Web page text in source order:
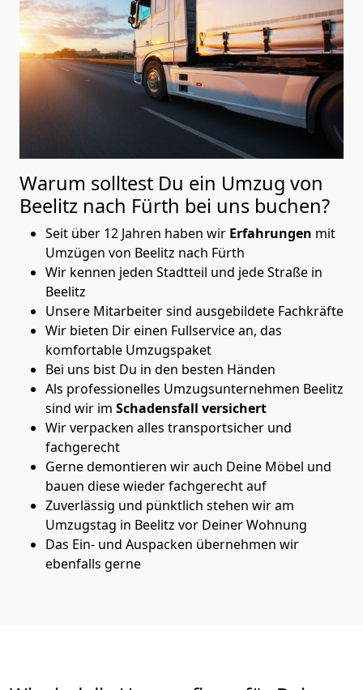
Warum solltest Du ein Umzug von
Beelitz nach Fürth bei uns buchen?
Seit über 12 Jahren haben wir Erfahrungen mit
Umzügen von Beelitz nach Fürth
Wir kennen jeden Stadtteil und jede Straße in
Beelitz
Unsere Mitarbeiter sind ausgebildete Fachkräfte
Wir bieten Dir einen Fullservice an, das
komfortable Umzugspaket
Bei uns bist Du in den besten Händen
Als professionelles Umzugsunternehmen Beelitz
sind wir im Schadensfall versichert
Wir verpacken alles transportsicher und
fachgerecht
Gerne demontieren wir auch Deine Möbel und
bauen diese wieder fachgerecht auf
Zuverlässig und pünktlich stehen wir am
Umzugstag in Beelitz vor Deiner Wohnung
Das Ein- und Auspacken übernehmen wir
ebenfalls gerne